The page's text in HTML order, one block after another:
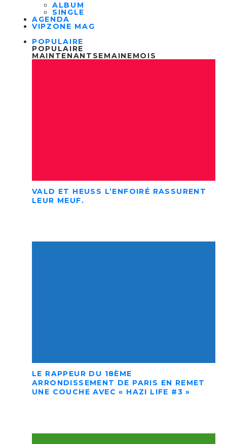
ALBUM
SINGLE
AGENDA
VIPZONE MAG
POPULAIRE
POPULAIRE
MAINTENANT SEMAINEMOIS
VALD ET HEUSS L’ENFOIRÉ RASSURENT
LEUR MEUF.
LE RAPPEUR DU 18ÈME
ARRONDISSEMENT DE PARIS EN REMET
UNE COUCHE AVEC « HAZI LIFE #3 »